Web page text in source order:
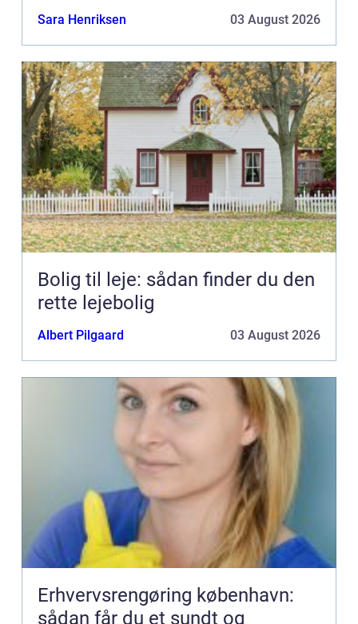
Sara Henriksen 03 August 2026
Bolig til leje: sådan finder du den
rette lejebolig
Albert Pilgaard 03 August 2026
Erhvervsrengøring københavn:
sådan får du et sundt og